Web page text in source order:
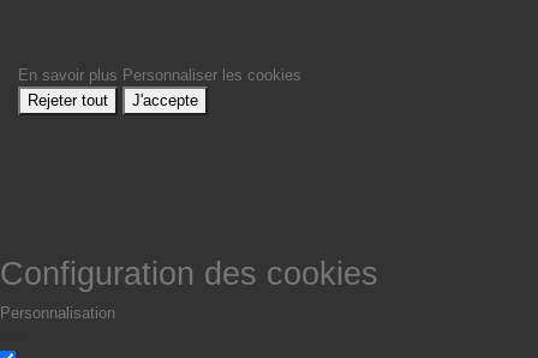
En savoir plus Personnaliser les cookies
Rejeter tout
J'accepte
Configuration des cookies
Personnalisation